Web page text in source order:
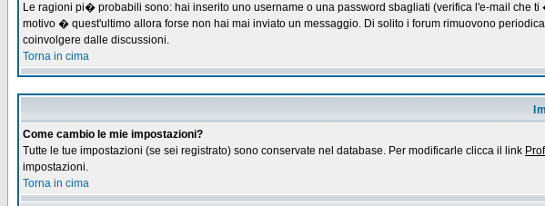
Le ragioni pi� probabili sono: hai inserito uno username o una password sbagliati (verifica l'e-mail che
motivo � quest'ultimo allora forse non hai mai inviato un messaggio. Di solito i forum rimuovono
coinvolgere dalle discussioni.
Torna in cima
Come cambio le mie impostazioni?
Tutte le tue impostazioni (se sei registrato) sono conservate nel database. Per modificarle clicca il link
impostazioni.
Torna in cima